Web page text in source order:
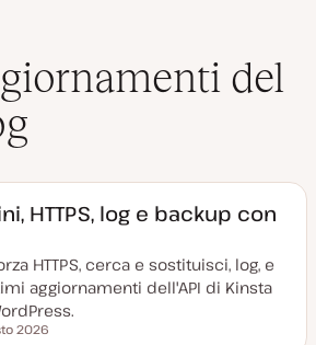
del
HTTPS, log e backup con
HTTPS, cerca e sostituisci, log, e
aggiornamenti dell'API di Kinsta
2026